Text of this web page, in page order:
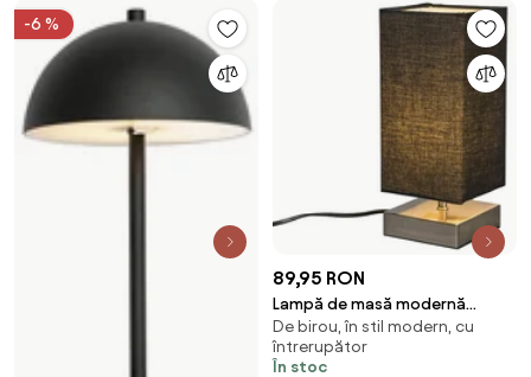
-6 %
89,95 RON
Lampă de masă modernă
neagră cu oțel - Milo
De birou, în stil modern, cu
întrerupător
În stoc